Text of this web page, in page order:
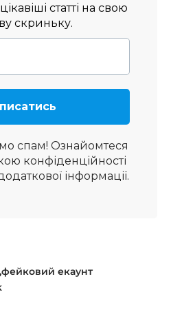
статті на свою
скриньку.
спам! Ознайомтеся
конфіденційності
інформації.
фейковий екаунт